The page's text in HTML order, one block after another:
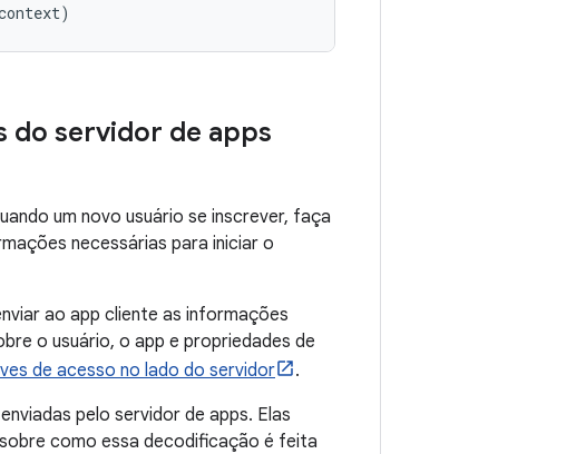
)
do servidor de apps
um novo usuário se inscrever, faça
necessárias para iniciar o
ao app cliente as informações
o usuário, o app e propriedades de
de acesso no lado do servidor
.
pelo servidor de apps. Elas
como essa decodificação é feita